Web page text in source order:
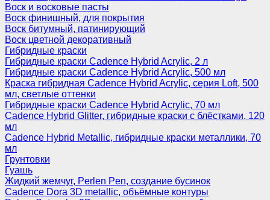
Воск и восковые пасты
Воск финишный, для покрытия
Воск битумный, патинирующий
Воск цветной декоративный
Гибридные краски
Гибридные краски Cadence Hybrid Acrylic, 2 л
Гибридные краски Cadence Hybrid Acrylic, 500 мл
Краска гибридная Cadence Hybrid Acrylic, серия Loft, 500
мл, светлые оттенки
Гибридные краски Cadence Hybrid Acrylic, 70 мл
Cadence Hybrid Glitter, гибридные краски с блёстками, 120
мл
Cadence Hybrid Metallic, гибридные краски металлики, 70
мл
Грунтовки
Гуашь
Жидкий жемчуг, Perlen Pen, создание бусинок
Cadence Dora 3D metallic, объёмные контуры